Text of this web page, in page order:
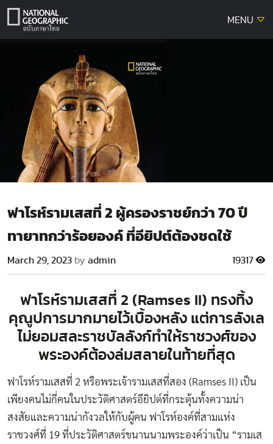
Skip
MENU
ฟาโรห์รามเสสที่ 2 ผู้ครองราชย์กว่า 70 ปี
ทายาทกว่าร้อยองค์ ที่อียิปต์ต้องชดใช้
March 29, 2023 by admin 19317
ฟาโรห์รามเสสที่ 2 (Ramses II) ทรงทิ้ง
คุณูปการมากมายไว้เบื้องหลัง แต่การลังเล
ไม่ยอมสละราชบัลลังก์ทำให้ราชวงศ์ของ
พระองค์ต้องล่มสลายในท้ายที่สุด
ฟาโรห์รามเสสที่ 2 หรือพระเจ้ารามเสสที่สอง (Ramses II) เป็น
เพียงคนไม่กี่คนในประวัติศาสตร์อียิปต์ที่กระตุ้นทั้งความน่า
สงสัยและความน่ากังวลให้กับผู้คน ฟาโรห์องค์ที่สามแห่ง
ราชวงศ์ที่ 19 ที่ประวัติศาสตร์ขนานนามพระองค์ว่าเป็น “รามเส